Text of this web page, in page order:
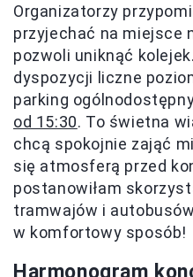
Organizatorzy
przyjechać na miejsce
pozwoli uniknąć
dyspozycji liczne
parking
od 15:30. To świetna
chcą spokojnie zająć
się atmosferą przed
postanowiłam
tramwajów i
w komfortowy sposób!